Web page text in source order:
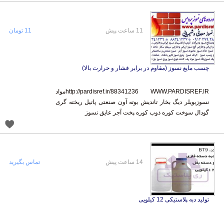
چسب مایع نسوز (مقاوم در برابر فشار و حرارت بالا)
http://pardisref.ir/88341236 WWW.PARDISREF.IRمواد
نسوزبویلر دیگ بخار تاندیش بوته آون صنعتی پاتیل ریخته گری
گودال سوخت کوره ذوب کوره پخت آجر عایق نسوز
11 ساعت پیش 11 تومان
تولید دبه پلاستیکی 12 کیلویی
14 ساعت پیش تماس بگیرید